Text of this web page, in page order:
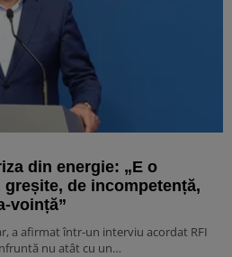
din energie: „E o
de incompetență,
voință”
a afirmat într-un interviu acordat RFI
nu atât cu un…